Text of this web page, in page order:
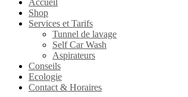
Shop
Services et Tarifs
Tunnel de lavage
Self Car Wash
Aspirateurs
Conseils
Ecologie
Contact & Horaires